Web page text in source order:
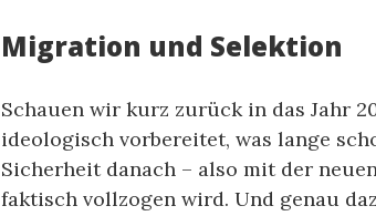
Migration und Selektion
Schauen wir kurz zurück in das Jahr
ideologisch vorbereitet, was lange
Sicherheit danach – also mit der
faktisch vollzogen wird. Und genau